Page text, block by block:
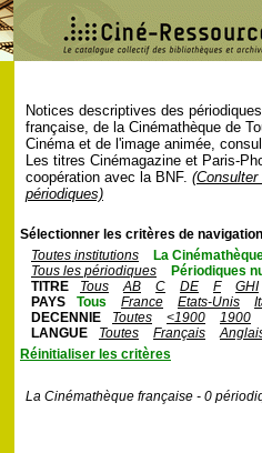
Notices descriptives des
française, de la Cinémathèque de
Cinéma et de l'image animée,
Les titres Cinémagazine et Paris-
coopération avec la BNF.
périodiques)
Sélectionner les critères de
Toutes institutions
La
Tous les périodiques
Périodiques
TITRE
Tous AB C DE F
GHI
PAYS
Tous France Etats-Unis
DECENNIE
Toutes <1900
1900
LANGUE
Toutes Français
Réinitialiser les critères
La Cinémathèque française - 0